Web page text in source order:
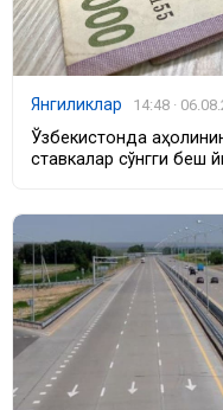
Янгиликлар 14:48 ·
Ўзбекистонда
ставкалар сўнгги беш